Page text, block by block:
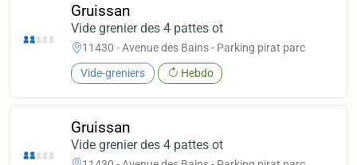
Gruissan
Vide grenier des 4 pattes ot
11430 - Avenue des Bains - Parking pirat parc
Vide-greniers Hebdo
Gruissan
Vide grenier des 4 pattes ot